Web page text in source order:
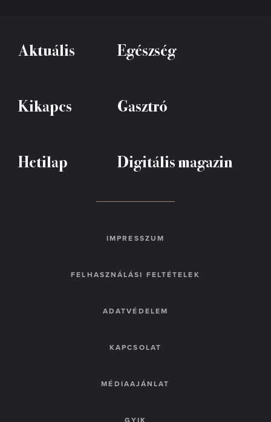
Aktuális Egészség
Kikapcs Gasztró
Hetilap Digitális magazin
IMPRESSZUM
FELHASZNÁLÁSI FELTÉTELEK
ADATVÉDELEM
KAPCSOLAT
MÉDIAAJÁNLAT
GYIK